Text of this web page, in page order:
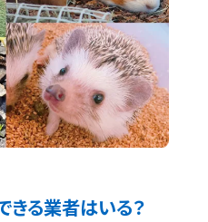
きる業者はいる？